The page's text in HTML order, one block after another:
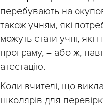
перебувають на
також учням, які
можуть стати учні,
програму, – або ж,
атестацію.
Коли вчителі, що
школярів для